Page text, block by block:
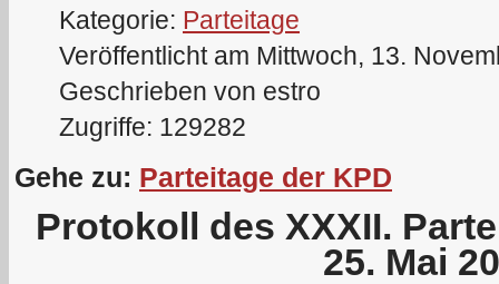
Kategorie: Parteitage
Veröffentlicht am Mittwoch, 13.
Geschrieben von estro
Zugriffe: 129282
Gehe zu: Parteitage der KPD
Protokoll des XXXII.
25. Mai